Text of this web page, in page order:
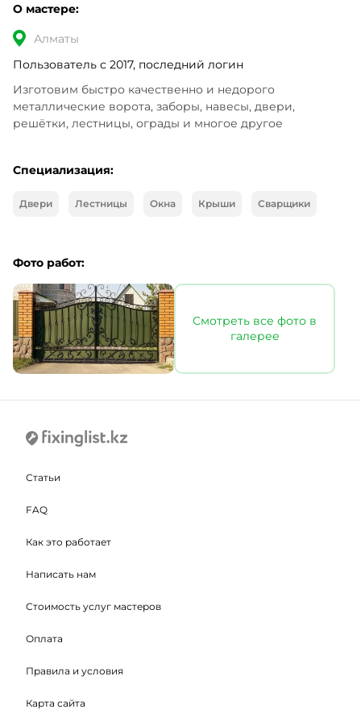
О мастере:
Алматы
Пользователь с 2017, последний логин
Изготовим быстро качественно и недорого
металлические ворота, заборы, навесы, двери,
решётки, лестницы, ограды и многое другое
Специализация:
Двери Лестницы Окна Крыши Сварщики
Фото работ:
Смотреть все фото в
галерее
Статьи
FAQ
Как это работает
Написать нам
Стоимость услуг мастеров
Оплата
Правила и условия
Карта сайта